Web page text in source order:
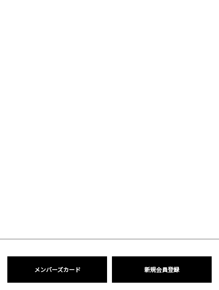
メンバーズカード 新規会員登録